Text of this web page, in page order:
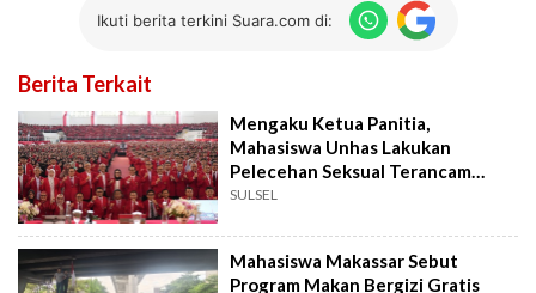
Ikuti berita terkini Suara.com di:
Berita Terkait
Mengaku Ketua Panitia,
Mahasiswa Unhas Lakukan
Pelecehan Seksual Terancam
Dipecat
SULSEL
Mahasiswa Makassar Sebut
Program Makan Bergizi Gratis